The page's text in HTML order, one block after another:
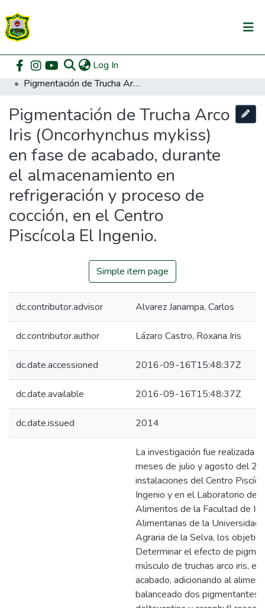
Log In
Communities & Collections
All of DSpace
DSpace Statistics
Home Pregrado Facultad de Zootecnia
Pigmentación de Trucha Arco Iris (Oncorhynchus mykiss) en fase de acabado, durante el almacenamiento en refrigeración y proceso de cocción, en el Centro Piscícola El Ingenio.
Pigmentación de Trucha Arco
Iris (Oncorhynchus mykiss)
en fase de acabado, durante
el almacenamiento en
refrigeración y proceso de
cocción, en el Centro
Piscícola El Ingenio.
Simple item page
dc.contributor.advisor Alvarez Janampa, Carlos
dc.contributor.author Lázaro Castro, Roxana Iris
dc.date.accessioned 2016-09-16T15:48:37Z
dc.date.available 2016-09-16T15:48:37Z
dc.date.issued 2014
La investigación fue realizada
meses de julio y agosto del
instalaciones del Centro
Ingenio y en el Laboratorio de
Alimentos de la Facultad de
Alimentarias de la Universidad
Agraria de la Selva, los
Determinar el efecto de
músculo de truchas arco iris,
acabado, adicionando al
balanceado dos pigmentantes,